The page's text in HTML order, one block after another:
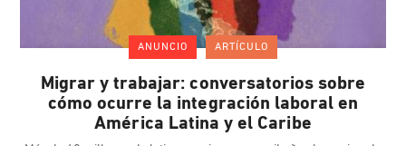
ANUNCIO ARTÍCULO
Migrar y trabajar: conversatorios sobre
cómo ocurre la integración laboral en
América Latina y el Caribe